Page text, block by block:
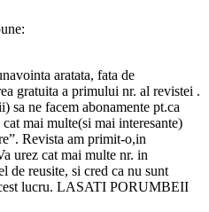
aratata, fata de
gratuita a primului nr. al revistei .
sa ne facem abonamente pt.ca
cat mai multe(si mai interesante)
Revista am primit-o,in
urez cat mai multe nr. in
de reusite, si cred ca nu sunt
lucru. LASATI PORUMBEII